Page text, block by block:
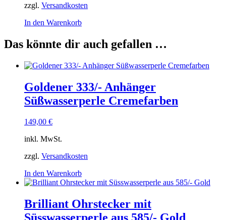
zzgl. Versandkosten
In den Warenkorb
Das könnte dir auch gefallen …
Goldener 333/- Anhänger
Süßwasserperle Cremefarben
149,00 €
inkl. MwSt.
zzgl. Versandkosten
In den Warenkorb
Brilliant Ohrstecker mit